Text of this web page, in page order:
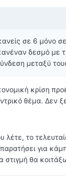
σε 6 μόνο
δεσμό με
μεταξύ
κρίση
θέμα. Δεν
λέτε, το
για
στιγμή θα